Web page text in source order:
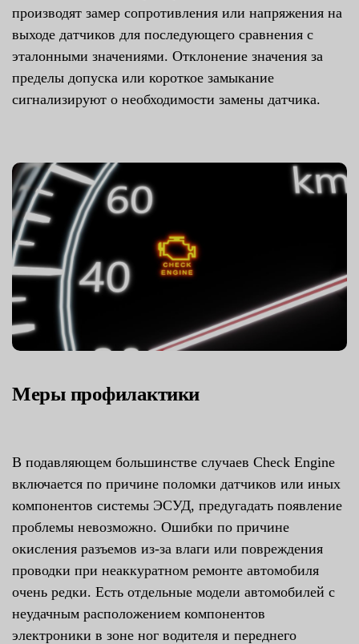
производят замер сопротивления или напряжения на
выходе датчиков для последующего сравнения с
эталонными значениями. Отклонение значения за
пределы допуска или короткое замыкание
сигнализируют о необходимости замены датчика.
Меры профилактики
В подавляющем большинстве случаев Check Engine
включается по причине поломки датчиков или иных
компонентов системы ЭСУД, предугадать появление
проблемы невозможно. Ошибки по причине
окисления разъемов из-за влаги или повреждения
проводки при неаккуратном ремонте автомобиля
очень редки. Есть отдельные модели автомобилей с
неудачным расположением компонентов
электроники в зоне ног водителя и переднего